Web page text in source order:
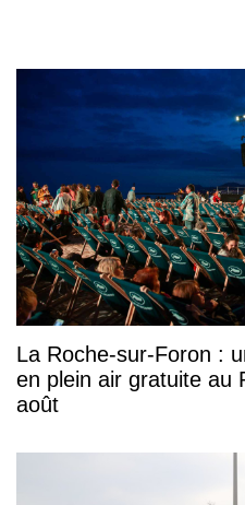
La Roche-sur-Foron :
en plein air gratuite au
août